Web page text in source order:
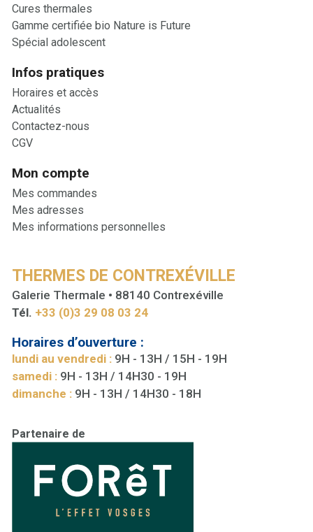
Cures thermales
Gamme certifiée bio Nature is Future
Spécial adolescent
Infos pratiques
Horaires et accès
Actualités
Contactez-nous
CGV
Mon compte
Mes commandes
Mes adresses
Mes informations personnelles
THERMES DE CONTREXÉVILLE
Galerie Thermale • 88140 Contrexéville
Tél. +33 (0)3 29 08 03 24
Horaires d’ouverture :
lundi au vendredi : 9H - 13H / 15H - 19H
samedi : 9H - 13H / 14H30 - 19H
dimanche : 9H - 13H / 14H30 - 18H
Partenaire de